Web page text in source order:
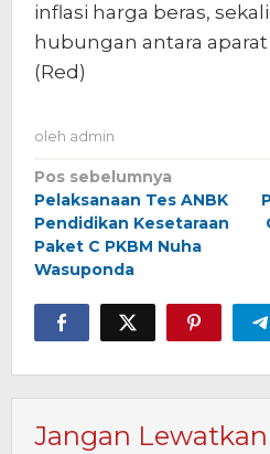
inflasi harga beras,
hubungan antara
(Red)
oleh admin
Navigasi
pos
Pos sebelumnya
Pelaksanaan Tes ANBK
Pendidikan Kesetaraan
Paket C PKBM Nuha
Wasuponda
Jangan Lewatkan